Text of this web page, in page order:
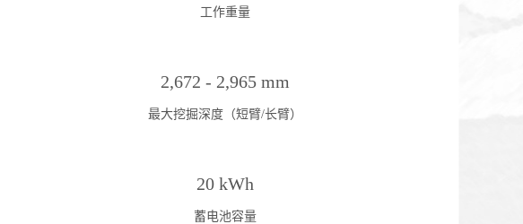
工作重量
2,672 - 2,965 mm
最大挖掘深度（短臂/长臂）
20 kWh
蓄电池容量